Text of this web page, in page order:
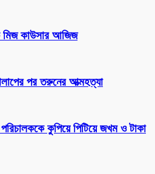
মিজ কাউসার আজিজ
পর তরুনের আত্মহত্যা
পরিচালককে কুপিয়ে পিটিয়ে জখম ও টাকা